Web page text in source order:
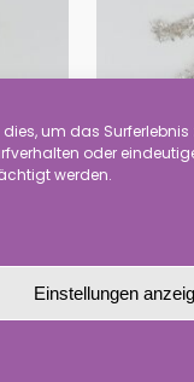
um das Surferlebnis
oder
werden.
Einstellungen
(10) Stern